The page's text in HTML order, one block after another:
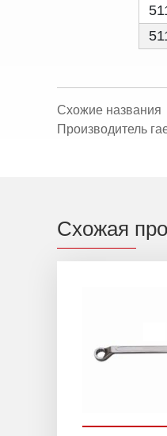
Схожие названия
Производитель
Схожая